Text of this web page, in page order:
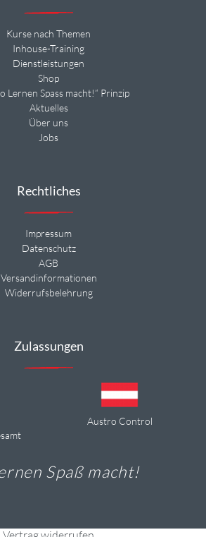
Kurse nach Themen
Inhouse-Training
Dienstleistungen
Shop
Lernen Spass macht!“ Prinzip
Aktuelles
Über uns
Jobs
Rechtliches
Impressum
Datenschutz
AGB
Versandinformationen
Widerrufsbelehrung
Zulassungen
Austro Control
Spaß macht!